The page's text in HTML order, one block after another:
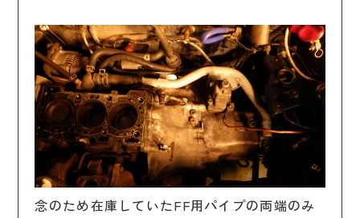
念のため在庫していたFF用パイプの両端のみ